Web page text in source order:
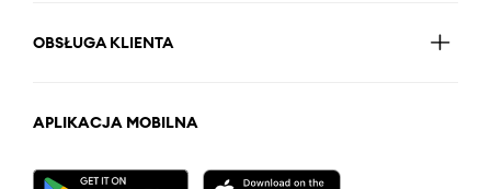
OBSŁUGA KLIENTA
APLIKACJA MOBILNA